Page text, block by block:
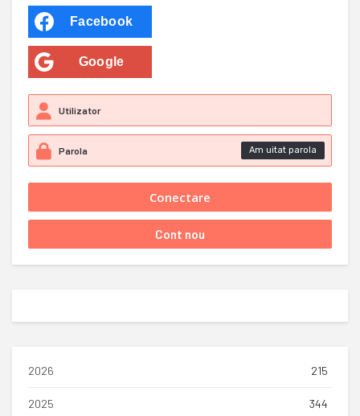
Facebook
Google
Am uitat parola
2026 215
2025 344